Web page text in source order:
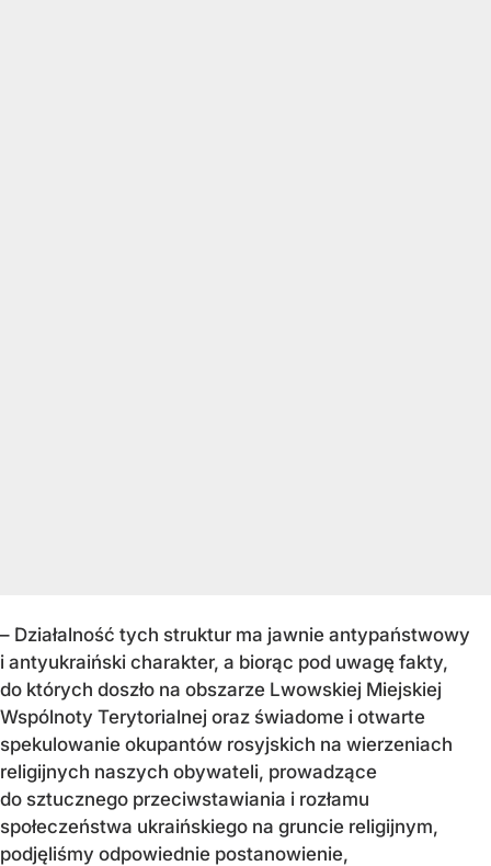
– Działalność tych struktur ma jawnie antypaństwowy
i antyukraiński charakter, a biorąc pod uwagę fakty,
do których doszło na obszarze Lwowskiej Miejskiej
Wspólnoty Terytorialnej oraz świadome i otwarte
spekulowanie okupantów rosyjskich na wierzeniach
religijnych naszych obywateli, prowadzące
do sztucznego przeciwstawiania i rozłamu
społeczeństwa ukraińskiego na gruncie religijnym,
podjęliśmy odpowiednie postanowienie,